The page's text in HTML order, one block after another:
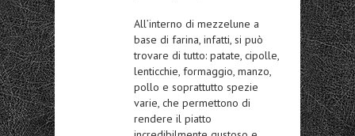
All’interno di mezzelune a
base di farina, infatti, si può
trovare di tutto: patate, cipolle,
lenticchie, formaggio, manzo,
pollo e soprattutto spezie
varie, che permettono di
rendere il piatto